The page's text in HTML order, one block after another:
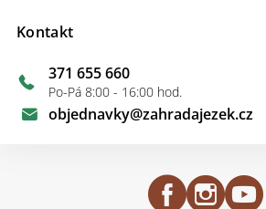
Kontakt
objednavky@zahradajezek.cz
371 655 660
Po-Pá 8:00 - 16:00 hod.